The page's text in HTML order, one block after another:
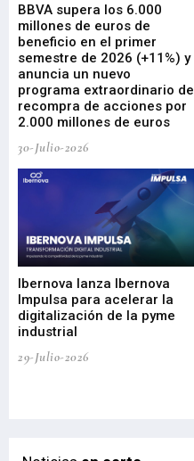
BBVA supera los 6.000
millones de euros de
beneficio en el primer
semestre de 2026 (+11%) y
anuncia un nuevo
programa extraordinario de
recompra de acciones por
2.000 millones de euros
30-Julio-2026
Ibernova lanza Ibernova
Impulsa para acelerar la
digitalización de la pyme
industrial
29-Julio-2026